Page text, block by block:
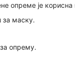
опреме је корисна
за маску.
опрему.